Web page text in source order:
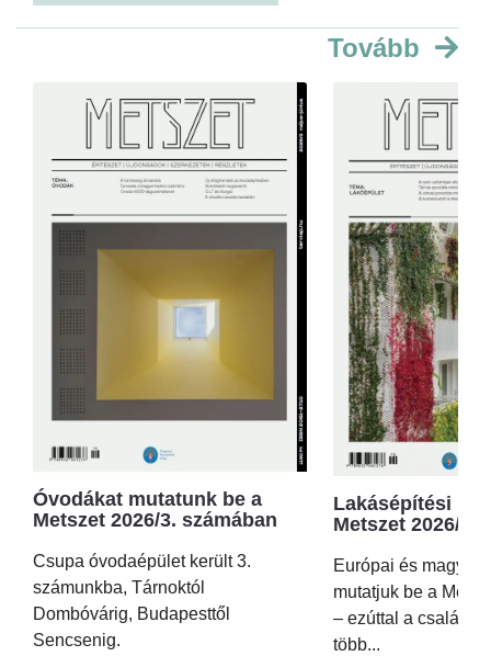
Tovább
Óvodákat mutatunk be a
Metszet 2026/3. számában
Csupa óvodaépület került 3.
számunkba, Tárnoktól
Dombóvárig, Budapesttől
Sencsenig.
Lakásépítési
Metszet 2026/2.
Európai és magyar
mutatjuk be a
– ezúttal a családi
több...